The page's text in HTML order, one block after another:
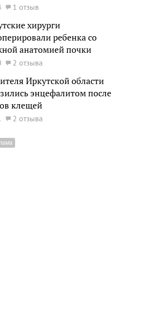
1 отзыв
хирурги
ребенка со
анатомией почки
2 отзыва
Иркутской области
энцефалитом после
клещей
2 отзыва